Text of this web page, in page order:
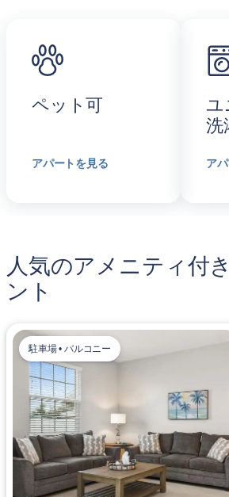
ペット可
アパートを見る
ユ
洗
ア
人気のアメニティ付
ント
駐車場 • バルコニー